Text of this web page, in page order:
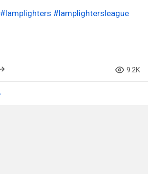
#lamplighters #lamplightersleague
9.2K